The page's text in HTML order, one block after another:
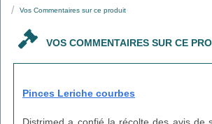
Vos Commentaires sur ce produit
VOS COMMENTAIRES SUR CE
Pinces Leriche courbes
Distrimed a confié la récolte des avis de